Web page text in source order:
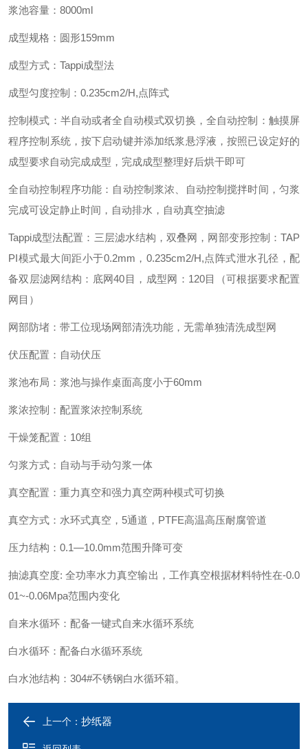
浆池容量： 8000ml
成型规格：圆形159mm
成型方式： Tappi成型法
成型匀度控制： 0.235cm2/H,点阵式
控制模式：半自动或者全自动模式双切换，全自动控制：触摸屏
程序控制系统，按下启动键并添加纸浆悬浮液，按照已设定好的
成型要求自动完成成型，完成成型整理好后烘干即可
全自动控制程序功能：自动控制浆浓、自动控制搅拌时间，匀浆
完成可设定静止时间，自动排水，自动真空抽滤
Tappi成型法配置：三层滤水结构，双叠网，网部变形控制： TAP
PI模式最大间距小于0.2mm ， 0.235cm2/H,点阵式泄水孔径，配
备双层滤网结构：底网40目，成型网： 120目（可根据要求配置
网目）
网部防堵：带工位现场网部清洗功能，无需单独清洗成型网
伏压配置：自动伏压
浆池布局：浆池与操作桌面高度小于60mm
浆浓控制：配置浆浓控制系统
干燥笼配置： 10组
匀浆方式：自动与手动匀浆一体
真空配置：重力真空和强力真空两种模式可切换
真空方式：水环式真空， 5通道， PTFE高温高压耐腐管道
压力结构： 0.1—10.0mm范围升降可变
抽滤真空度:全功率水力真空输出，工作真空根据材料特性在-0.0
01~-0.06Mpa范围内变化
自来水循环：配备一键式自来水循环系统
白水循环：配备白水循环系统
白水池结构： 304#不锈钢白水循环箱。
上一个： 抄纸器